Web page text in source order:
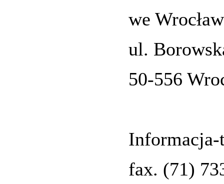
we
ul.
50-556
Informacja-
fax. (71)